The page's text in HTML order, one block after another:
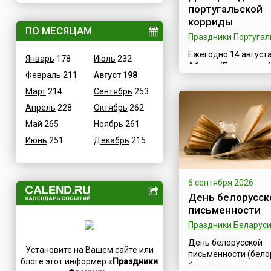
Дания
Зимбабве
Израиль
Индия
Иордания
Ирак
Иран
Ирландия
Испания
Камерун
ВОВ
Гастрономические
Детские
В честь икон
Дни памяти святых
Конституционные
Масс-медийные
Независимые
Посты
ПО МЕСЯЦАМ
Январь 178
Февраль 211
Март214
Апрель 228
Май 265
Июнь 251
Июль 232
Август198
Сентябрь 253
Октябрь 262
Ноябрь 261
Декабрь 215
Установите на Вашем сайте или
блоге этот информер « Праздники
португальской
корриды
Праздники
Ежегодно 14
Абиуле (Португалия)
рождения
которого — сама
старинных
традициях. Коррида
Corrida de toros или
Bullfighting) — это не
соревнование, а
удивительное
спорта и искусства,
и мастерства, шоу и
священнодействия с
участием отчаянных
смельчаков.
начи...
6 сентября 2026
День
письменности
Праздники Беларуси
День белорусской
письменности
беларускага